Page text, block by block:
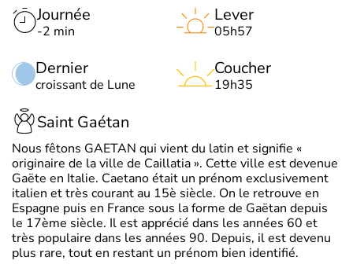
Journée
-2 min
Dernier
croissant de Lune
Lever
05h57
Coucher
19h35
Saint Gaétan
Nous fêtons GAETAN qui vient du latin et signifie «
originaire de la ville de Caillatia ». Cette ville est devenue
Gaëte en Italie. Caetano était un prénom exclusivement
italien et très courant au 15è siècle. On le retrouve en
Espagne puis en France sous la forme de Gaëtan depuis
le 17ème siècle. Il est apprécié dans les années 60 et
très populaire dans les années 90. Depuis, il est devenu
plus rare, tout en restant un prénom bien identifié.